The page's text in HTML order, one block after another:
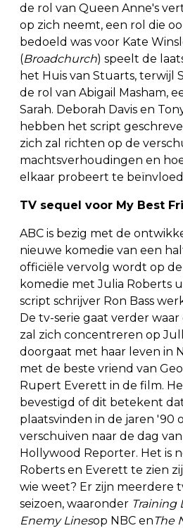
de rol van Queen Anne's
op zich neemt, een rol die
bedoeld was voor Kate
(Broadchurch) speelt de
het Huis van Stuarts, terwijl
de rol van Abigail Masham,
Sarah. Deborah Davis en
hebben het script
zich zal richten op de
machtsverhoudingen en
elkaar probeert te
TV sequel voor My Best
ABC is bezig met de
nieuwe komedie van een
officiële vervolg wordt op
komedie met Julia Roberts
script schrijver Ron Bass
De tv-serie gaat verder
zal zich concentreren op
doorgaat met haar leven in
met de beste vriend van
Rupert Everett in de film.
bevestigd of dit betekent
plaatsvinden in de jaren '90
verschuiven naar de dag
Hollywood Reporter. Het is
Roberts en Everett te zien
wie weet? Er zijn meerdere
seizoen, waaronder Training
Enemy Linesop NBC enThe